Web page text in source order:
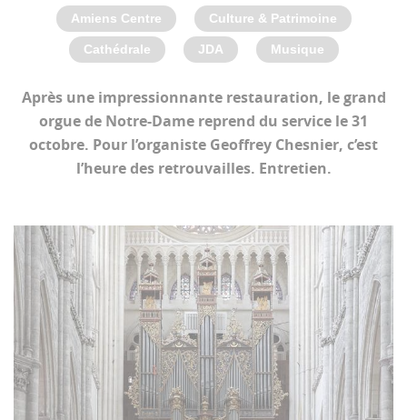
Amiens Centre Culture & Patrimoine
Cathédrale JDA Musique
Après une impressionnante restauration, le grand
orgue de Notre-Dame reprend du service le 31
octobre. Pour l’organiste Geoffrey Chesnier, c’est
l’heure des retrouvailles. Entretien.